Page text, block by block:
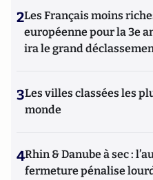
2Les Français moins
européenne pour la 3e
ira le grand
3Les villes classées les
monde
4Rhin & Danube à sec :
fermeture pénalise